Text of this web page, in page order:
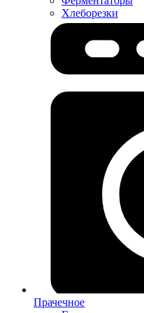
Хлеборезки
Прачечное